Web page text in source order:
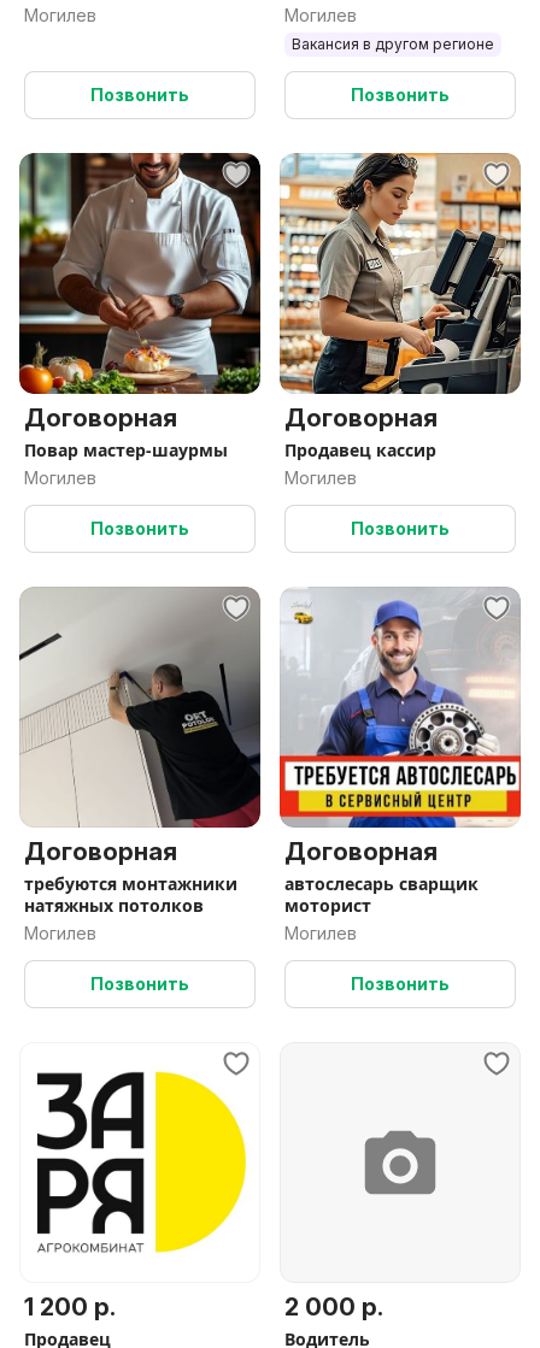
Могилев
Позвонить
Могилев
Вакансия в другом регионе
Позвонить
Договорная
Повар мастер-шаурмы
Могилев
Позвонить
Договорная
Продавец кассир
Могилев
Позвонить
Договорная
требуются монтажники
натяжных потолков
Могилев
Позвонить
Договорная
автослесарь сварщик
моторист
Могилев
Позвонить
1 200 р.
Продавец
2 000 р.
Водитель